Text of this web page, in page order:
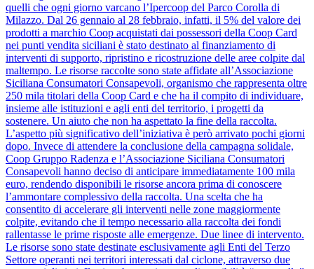
quelli che ogni giorno varcano l’Ipercoop del Parco Corolla di
Milazzo. Dal 26 gennaio al 28 febbraio, infatti, il 5% del valore dei
prodotti a marchio Coop acquistati dai possessori della Coop Card
nei punti vendita siciliani è stato destinato al finanziamento di
interventi di supporto, ripristino e ricostruzione delle aree colpite dal
maltempo. Le risorse raccolte sono state affidate all’Associazione
Siciliana Consumatori Consapevoli, organismo che rappresenta oltre
250 mila titolari della Coop Card e che ha il compito di individuare,
insieme alle istituzioni e agli enti del territorio, i progetti da
sostenere. Un aiuto che non ha aspettato la fine della raccolta.
L’aspetto più significativo dell’iniziativa è però arrivato pochi giorni
dopo. Invece di attendere la conclusione della campagna solidale,
Coop Gruppo Radenza e l’Associazione Siciliana Consumatori
Consapevoli hanno deciso di anticipare immediatamente 100 mila
euro, rendendo disponibili le risorse ancora prima di conoscere
l’ammontare complessivo della raccolta. Una scelta che ha
consentito di accelerare gli interventi nelle zone maggiormente
colpite, evitando che il tempo necessario alla raccolta dei fondi
rallentasse le prime risposte alle emergenze. Due linee di intervento.
Le risorse sono state destinate esclusivamente agli Enti del Terzo
Settore operanti nei territori interessati dal ciclone, attraverso due